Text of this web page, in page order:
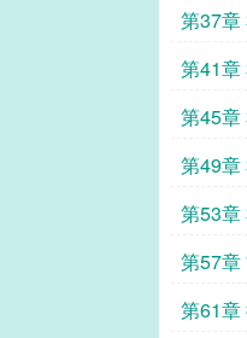
第37章
第41章
第45章
第49章
三》
第53章
七》
第57章
第61章